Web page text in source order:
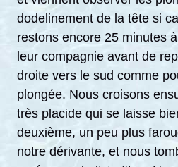
dodelinement de la tête si
restons encore 25 minutes
leur compagnie avant de
droite vers le sud comme
plongée. Nous croisons
très placide qui se laisse
deuxième, un peu plus
notre dérivante, et nous